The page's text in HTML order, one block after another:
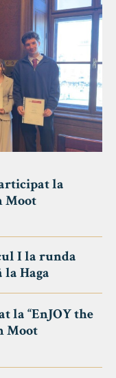
la
Moot
I la runda
Haga
la “EnJOY the
Moot